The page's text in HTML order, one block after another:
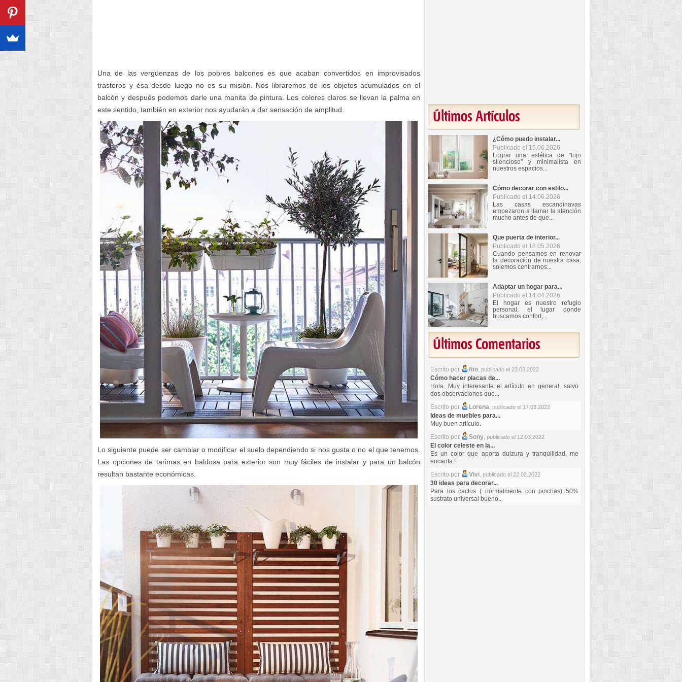
Una de las vergüenzas de los pobres balcones es que acaban convertidos en improvisados
trasteros y ésa desde luego no es su misión. Nos libraremos de los objetos acumulados en el
balcón y después podemos darle una manita de pintura. Los colores claros se llevan la palma en
este sentido, también en exterior nos ayudarán a dar sensación de amplitud.
Lo siguiente puede ser cambiar o modificar el suelo dependiendo si nos gusta o no el que tenemos.
Las opciones de tarimas en baldosa para exterior son muy fáciles de instalar y para un balcón
resultan bastante económicas.
Últimos Artículos
¿Cómo puedo instalar...
Publicado el 15.06.2026
Lograr una estética de "lujo
silencioso" y minimalista en
nuestros espacios...
Cómo decorar con estilo...
Publicado el 14.06.2026
Las casas escandinavas
empezaron a llamar la atención
mucho antes de que...
Que puerta de interior...
Publicado el 18.05.2026
Cuando pensamos en renovar
la decoración de nuestra casa,
solemos centrarnos...
Adaptar un hogar para...
Publicado el 14.04.2026
El hogar es nuestro refugio
personal, el lugar donde
buscamos confort,...
Últimos Comentarios
Escrito por fito, publicado el 23.03.2022
Cómo hacer placas de...
Hola. Muy interesante el artículo en general, salvo
dos observaciones que...
Escrito por
Lorena, publicado el 17.03.2022
Ideas de muebles para...
Muy buen artículo.
Escrito por
Sony, publicado el 12.03.2022
El color celeste en la...
Es un color que aporta dulzura y tranquilidad, me
encanta !
Escrito por
Vivi, publicado el 22.02.2022
30 ideas para decorar...
Para los cactus ( normalmente con pinchas) 50%
sustrato universal bueno...